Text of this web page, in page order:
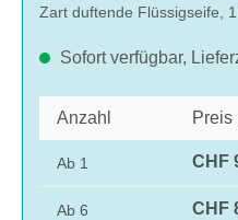
Zart duftende Flüssigseife,
Sofort verfügbar,
Anzahl Preis
Ab 1 CHF
Ab 6 CHF